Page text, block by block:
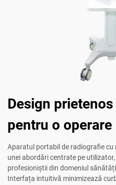
Design
pentru o
Aparatul portabil de radiografie cu
unei abordări centrate pe
profesioniștii din domeniul
Interfața intuitivă minimizează